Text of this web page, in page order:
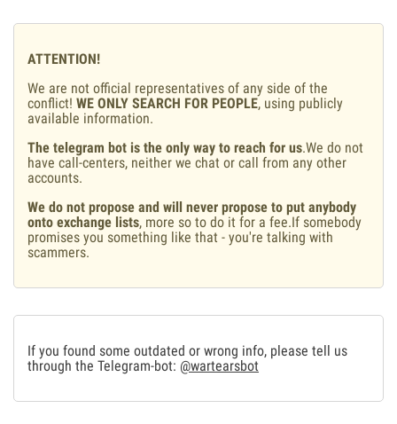
ATTENTION!
We are not official representatives of any side of the
conflict! WE ONLY SEARCH FOR PEOPLE, using publicly
available information.
The telegram bot is the only way to reach for us.We do not
have call-centers, neither we chat or call from any other
accounts.
We do not propose and will never propose to put anybody
onto exchange lists, more so to do it for a fee.If somebody
promises you something like that - you're talking with
scammers.
If you found some outdated or wrong info, please tell us
through the Telegram-bot: @wartearsbot